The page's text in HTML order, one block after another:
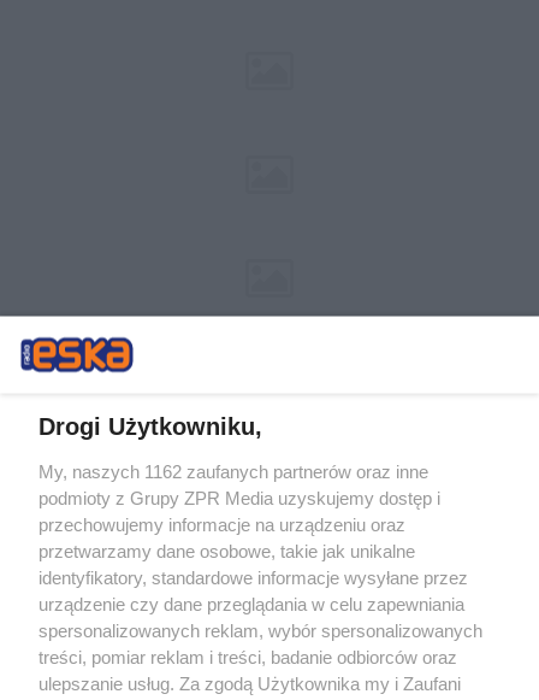
Żaden utwór zamieszczony w serwisie nie może być powielany i
rozpowszechniany lub dalej rozpowszechniany w jakikolwiek sposób (w
tym także elektroniczny lub mechaniczny) na jakimkolwiek polu
eksploatacji w jakiejkolwiek formie, włącznie z umieszczaniem w
Internecie bez pisemnej zgody właściciela praw. Jakiekolwiek użycie lub
wykorzystanie utworów w całości lub w części z naruszeniem prawa,
tzn. bez właściwej zgody, jest zabronione pod groźbą kary i może być
ścigane prawnie.
Drogi Użytkowniku,
My, naszych 1162 zaufanych partnerów oraz inne
podmioty z Grupy ZPR Media uzyskujemy dostęp i
przechowujemy informacje na urządzeniu oraz
przetwarzamy dane osobowe, takie jak unikalne
identyfikatory, standardowe informacje wysyłane przez
urządzenie czy dane przeglądania w celu zapewniania
spersonalizowanych reklam, wybór spersonalizowanych
treści, pomiar reklam i treści, badanie odbiorców oraz
ulepszanie usług. Za zgodą Użytkownika my i Zaufani